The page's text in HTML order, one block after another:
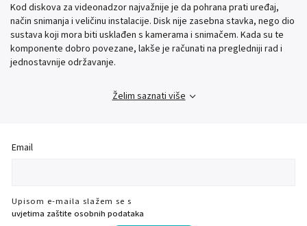
Kod diskova za videonadzor najvažnije je da pohrana prati uređaj,
način snimanja i veličinu instalacije. Disk nije zasebna stavka, nego dio
sustava koji mora biti usklađen s kamerama i snimačem. Kada su te
komponente dobro povezane, lakše je računati na pregledniji rad i
jednostavnije održavanje.
Želim saznati više
Email
Upisom e-maila slažem se s
uvjetima zaštite osobnih podataka